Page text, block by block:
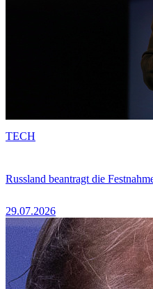
Russland beantragt die
29.07.2026
TECH